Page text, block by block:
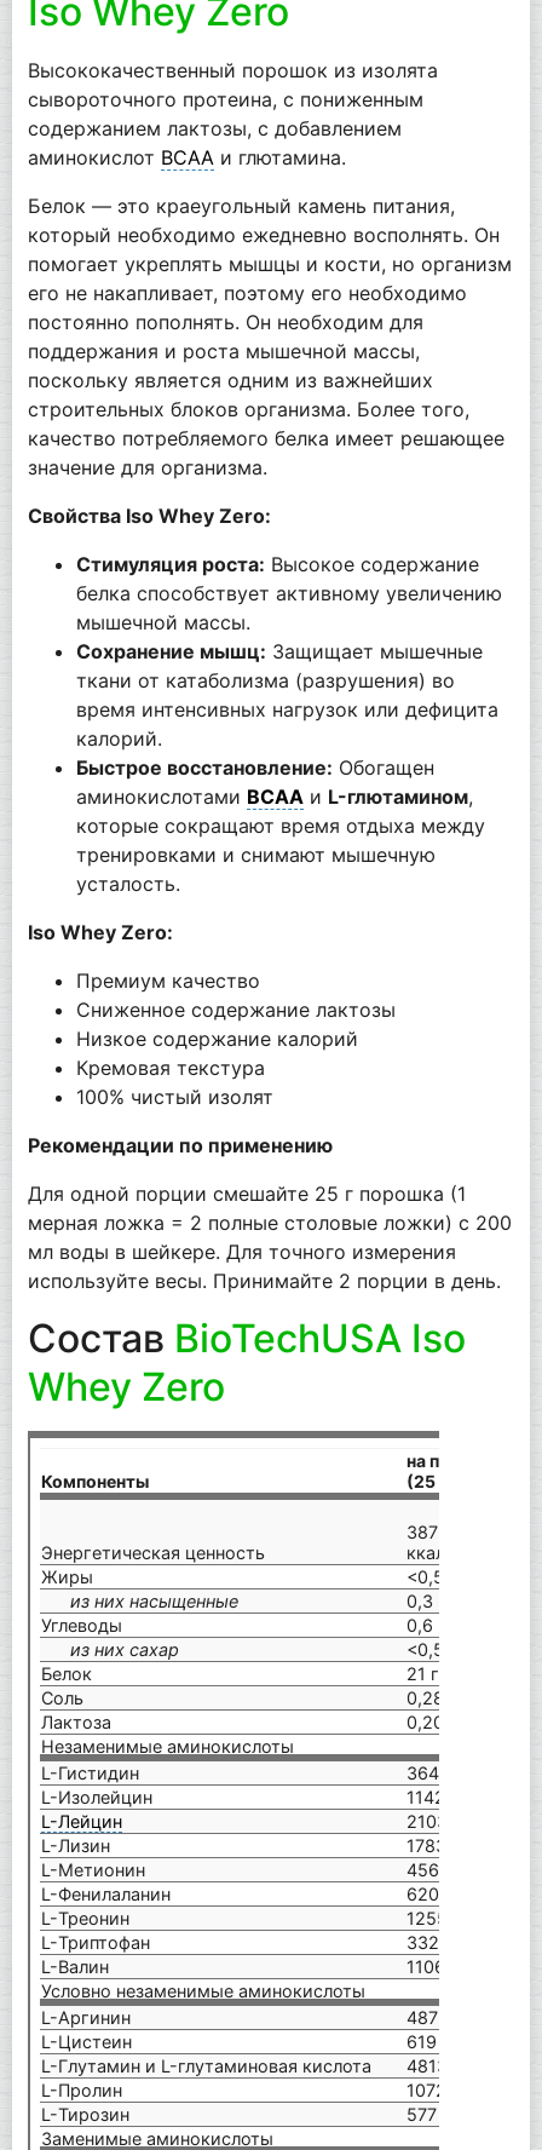
Iso Whey Zero
Высококачественный порошок из изолята
сывороточного протеина, с пониженным
содержанием лактозы, с добавлением
аминокислот BCAA и глютамина.
Белок — это краеугольный камень питания,
который необходимо ежедневно восполнять. Он
помогает укреплять мышцы и кости, но организм
его не накапливает, поэтому его необходимо
постоянно пополнять. Он необходим для
поддержания и роста мышечной массы,
поскольку является одним из важнейших
строительных блоков организма. Более того,
качество потребляемого белка имеет решающее
значение для организма.
Свойства Iso Whey Zero:
Стимуляция роста: Высокое содержание
белка способствует активному увеличению
мышечной массы.
Сохранение мышц: Защищает мышечные
ткани от катаболизма (разрушения) во
время интенсивных нагрузок или дефицита
калорий.
Быстрое восстановление: Обогащен
аминокислотами BCAA и L-глютамином,
которые сокращают время отдыха между
тренировками и снимают мышечную
усталость.
Iso Whey Zero:
Премиум качество
Сниженное содержание лактозы
Низкое содержание калорий
Кремовая текстура
100% чистый изолят
Рекомендации по применению
Для одной порции смешайте 25 г порошка (1
мерная ложка = 2 полные столовые ложки) с 200
мл воды в шейкере. Для точного измерения
используйте весы. Принимайте 2 порции в день.
Состав BioTechUSA Iso
Whey Zero
Компоненты
на порцию
(25 г)
Энергетическая ценность
387 кДж/91
ккал
Жиры
<0,5 г
из них насыщенные
0,3 г
Углеводы
0,6 г
из них сахар
<0,5 г
Белок
21 г
Соль
0,28 г
Лактоза
0,20 г
Незаменимые аминокислоты
L-Гистидин
364 мг
L-Изолейцин
1142 мг
L-Лейцин
2103 мг
L-Лизин
1783 мг
L-Метионин
456 мг
L-Фенилаланин
620 мг
L-Треонин
1255 мг
L-Триптофан
332 мг
L-Валин
1106 мг
Условно незаменимые аминокислоты
L-Аргинин
487 мг
L-Цистеин
619 мг
L-Глутамин и L-глутаминовая кислота
4813 мг
L-Пролин
1072 мг
L-Тирозин
577 мг
Заменимые аминокислоты